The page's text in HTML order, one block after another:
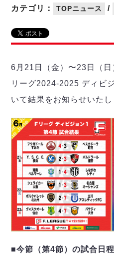
メットライフ生命Ｆ２
試合日程
戦績表
警告・退場・出場停止選手
個人ランキング｜シュート
個人ランキング｜シュート
個人ランキング｜第2PK
メットライフ生命Ｆ
試合日程・結果
大会概要
アリーナ情報
チケット情報
湘南ベルマーレ
名古屋オーシャンズ
シュライカー大阪
バサジィ大分
メットライフ生命Ｆ２
ヴォスクオーレ仙台
マルバ水戸FC
リガーレヴィア葛飾
Y．S．C．C．横浜
ヴィンセドール白山
アグレミーナ浜松
デウソン神戸
ポルセイド浜田
ミラクルスマイル新居浜
リーグ概要
日本フットサルリーグについ
リーグ要項
クラブライセンス関連
過去の記録 ARCHIVE
過去の試合記録
ディビジョン1 試合記録
ディビジョン2 試合記録
Ｆリーグカップ 試合記録
リーグ統計データ
記念ゴール
ハットトリック
担当審判員
選手の通算記録（Ｆ１
エスポラーダ北海道
バルドラール浦安
ABeam AWARD
DIVISION 01
DIVISION02
カテゴリ： TOPニュース /
6月21日（金）〜23日（日
リーグ2024-2025 ディビ
いて結果をお知らせいたし
■今節（第4節）の試合日程